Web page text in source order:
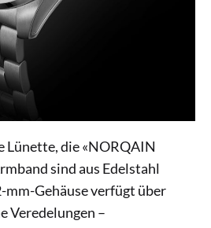
Lünette, die «NORQAIN
sind aus Edelstahl
mm-Gehäuse verfügt über
Veredelungen –